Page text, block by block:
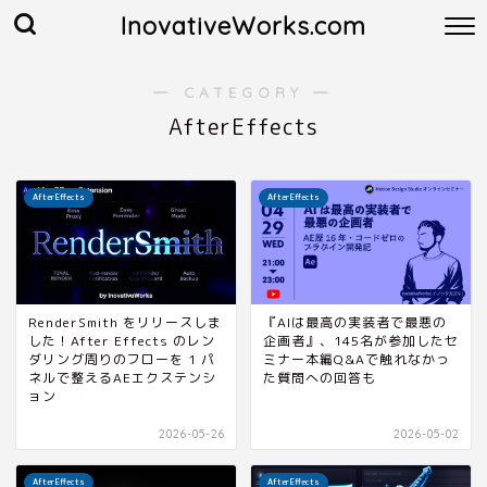
InovativeWorks.com
― CATEGORY ―
AfterEffects
AfterEffects
RenderSmith をリリースしま
した！After Effects のレン
ダリング周りのフローを 1 パ
ネルで整えるAEエクステンシ
ョン
2026-05-26
AfterEffects
『AIは最高の実装者で最悪の
企画者』、145名が参加したセ
ミナー本編Q&Aで触れなかっ
た質問への回答も
2026-05-02
AfterEffects AfterEffects